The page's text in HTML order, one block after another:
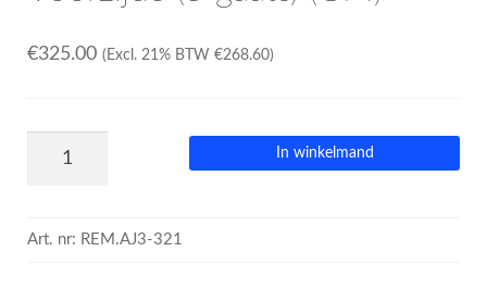
€325.00 (Excl. 21% BTW €268.60)
In winkelmand
Art. nr: REM.AJ3-321